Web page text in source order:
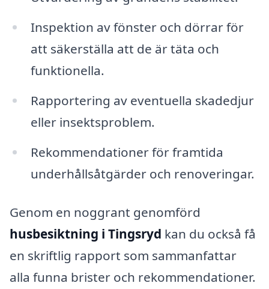
Inspektion av fönster och dörrar för
att säkerställa att de är täta och
funktionella.
Rapportering av eventuella skadedjur
eller insektsproblem.
Rekommendationer för framtida
underhållsåtgärder och renoveringar.
Genom en noggrant genomförd
husbesiktning i Tingsryd kan du också få
en skriftlig rapport som sammanfattar
alla funna brister och rekommendationer.